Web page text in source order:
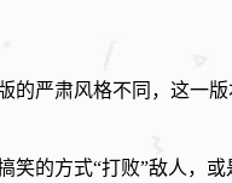
严肃风格不同，这一
的方式“打败”敌人，